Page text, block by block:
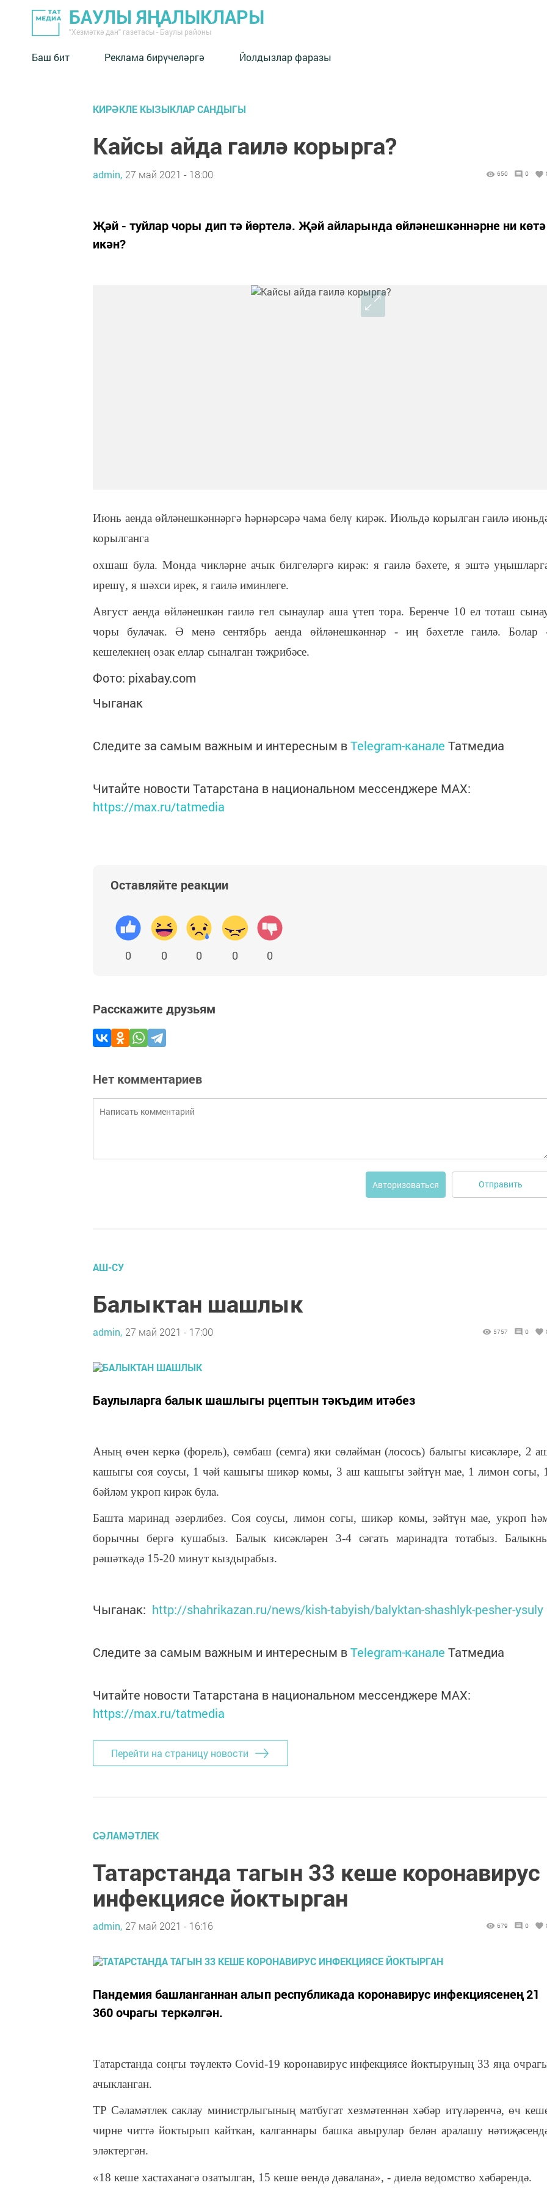
БАУЛЫ ЯҢАЛЫКЛАРЫ
"Хезмәткә дан" газетасы - Баулы районы
Баш бит Реклама бирүчеләргә Йолдызлар фаразы
КИРӘКЛЕ КЫЗЫКЛАР САНДЫГЫ
Кайсы айда гаилә корырга?
admin, 27 май 2021 - 18:00 650 0
Җәй - туйлар чоры дип тә йөртелә. Җәй айларында өйләнешкәннәрне ни көтә
икән?
Июнь аенда өйләнешкәннәргә һәрнәрсәрә чама белү кирәк. Июльдә корылган гаилә
корылганга
охшаш була. Монда чикләрне ачык билгеләргә кирәк: я гаилә бәхете, я эштә
ирешү, я шәхси ирек, я гаилә иминлеге.
Август аенда өйләнешкән гаилә гел сынаулар аша үтеп тора. Беренче 10 ел тоташ
чоры булачак. Ә менә сентябрь аенда өйләнешкәннәр - иң бәхетле гаилә. Болар
кешелекнең озак еллар сыналган тәҗрибәсе.
Фото: pixabay.com
Чыганак
Следите за самым важным и интересным вTelegram-канале Татмедиа
Читайте новости Татарстана в национальном мессенджере MАХ:
https://max.ru/tatmedia
Оставляйте реакции
0 0 0 0 0
Расскажите друзьям
Нет комментариев
Авторизоваться Отправить
АШ-СУ
Балыктан шашлык
admin, 27 май 2021 - 17:00 5757 0
Баулыларга балык шашлыгы рцептын тәкъдим итәбез
Аның өчен керкә (форель), сөмбаш (семга) яки сөләйман (лосось) балыгы кисәкләре, 2
кашыгы соя соусы, 1 чәй кашыгы шикәр комы, 3 аш кашыгы зәйтүн мае, 1 лимон согы,
бәйләм укроп кирәк була.
Башта маринад әзерлибез. Соя соусы, лимон согы, шикәр комы, зәйтүн мае, укроп
борычны бергә кушабыз. Балык кисәкләрен 3-4 сәгать маринадта тотабыз.
рәшәткәдә 15-20 минут кыздырабыз.
Чыганак: http://shahrikazan.ru/news/kish-tabyish/balyktan-shashlyk-pesher-ysuly
Следите за самым важным и интересным вTelegram-канале Татмедиа
Читайте новости Татарстана в национальном мессенджере MАХ:
https://max.ru/tatmedia
Перейти на страницу новости
СӘЛАМӘТЛЕК
Татарстанда тагын 33 кеше коронавирус
инфекциясе йоктырган
admin, 27 май 2021 - 16:16 679 0
Пандемия башланганнан алып республикада коронавирус инфекциясенең 21
360 очрагы теркәлгән.
Татарстанда соңгы тәүлектә Covid-19 коронавирус инфекциясе йоктыруның 33 яңа
ачыкланган.
ТР Сәламәтлек саклау министрлыгының матбугат хезмәтеннән хәбәр итүләренчә, өч
чирне читтә йоктырып кайткан, калганнары башка авырулар белән аралашу
эләктергән.
«18 кеше хастаханәгә озатылган, 15 кеше өендә дәвалана», - диелә ведомство хәбәрендә.